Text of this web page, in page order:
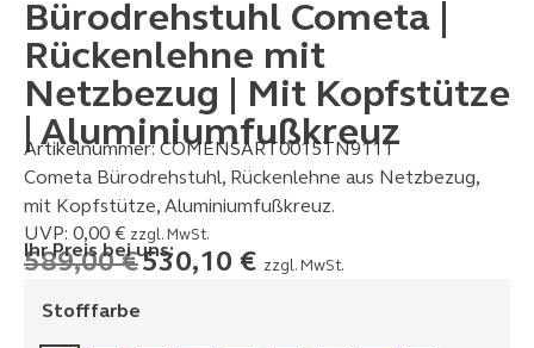
Bürodrehstuhl Cometa |
Rückenlehne mit
Netzbezug | Mit Kopfstütze
| Aluminiumfußkreuz
Artikelnummer:COMENSART0015TN9111
Cometa Bürodrehstuhl, Rückenlehne aus Netzbezug,
mit Kopfstütze, Aluminiumfußkreuz.
UVP: 0,00 € zzgl. MwSt.
Ihr Preis bei uns:
589,00€530,10 € zzgl. MwSt.
Stofffarbe